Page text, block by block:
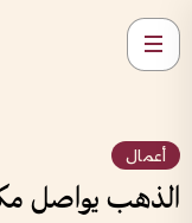
أعمال
الذهب يواصل